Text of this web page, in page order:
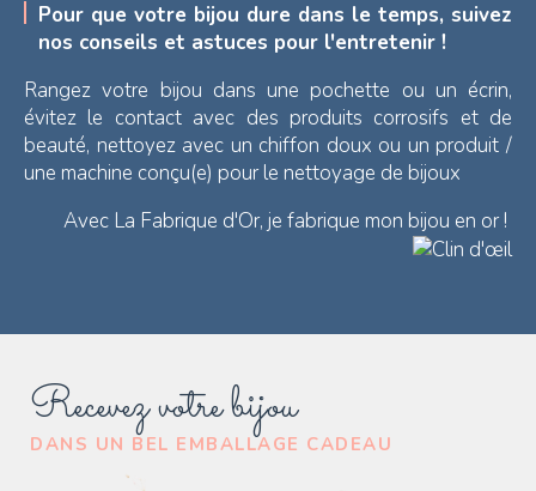
Recevez votre bijou
DANS UN BEL EMBALLAGE CADEAU
Pour que votre bijou dure dans le temps, suivez
nos conseils et astuces pour l'entretenir !
Rangez votre bijou dans une pochette ou un écrin,
évitez le contact avec des produits corrosifs et de
beauté, nettoyez avec un chiffon doux ou un produit /
une machine conçu(e) pour le nettoyage de bijoux
Avec La Fabrique d'Or, je fabrique mon bijou en or !